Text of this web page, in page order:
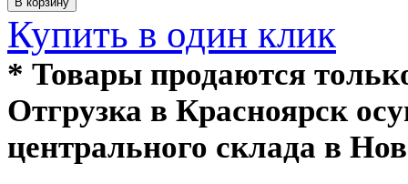
Купить в один клик
* Товары продаются
Отгрузка в Красноярск
центрального склада в